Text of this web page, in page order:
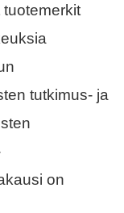
tutkimus- ja
on